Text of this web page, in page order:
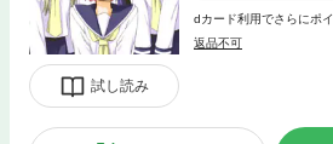
試し読み
dカード利用でさらにポ
返品不可